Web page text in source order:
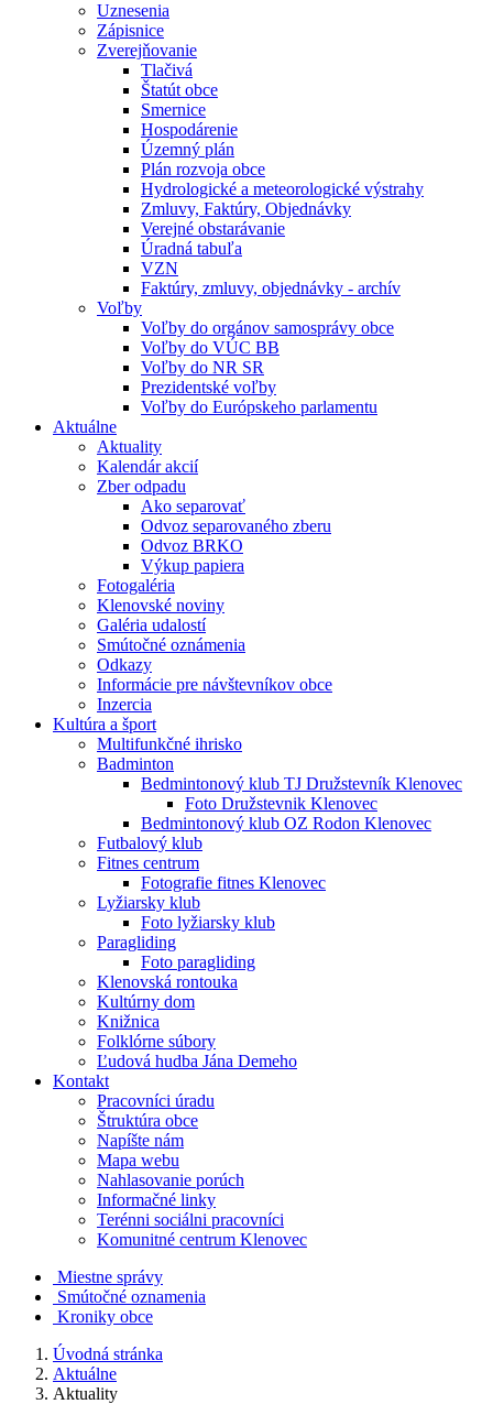
Uznesenia
Zápisnice
Zverejňovanie
Tlačivá
Štatút obce
Smernice
Hospodárenie
Územný plán
Plán rozvoja obce
Hydrologické a meteorologické výstrahy
Zmluvy, Faktúry, Objednávky
Verejné obstarávanie
Úradná tabuľa
VZN
Faktúry, zmluvy, objednávky - archív
Voľby
Voľby do orgánov samosprávy obce
Voľby do VÚC BB
Voľby do NR SR
Prezidentské voľby
Voľby do Európskeho parlamentu
Aktuálne
Aktuality
Kalendár akcií
Zber odpadu
Ako separovať
Odvoz separovaného zberu
Odvoz BRKO
Výkup papiera
Fotogaléria
Klenovské noviny
Galéria udalostí
Smútočné oznámenia
Odkazy
Informácie pre návštevníkov obce
Inzercia
Kultúra a šport
Multifunkčné ihrisko
Badminton
Bedmintonový klub TJ Družstevník Klenovec
Foto Družstevnik Klenovec
Bedmintonový klub OZ Rodon Klenovec
Futbalový klub
Fitnes centrum
Fotografie fitnes Klenovec
Lyžiarsky klub
Foto lyžiarsky klub
Paragliding
Foto paragliding
Klenovská rontouka
Kultúrny dom
Knižnica
Folklórne súbory
Ľudová hudba Jána Demeho
Kontakt
Pracovníci úradu
Štruktúra obce
Napíšte nám
Mapa webu
Nahlasovanie porúch
Informačné linky
Terénni sociálni pracovníci
Komunitné centrum Klenovec
Miestne správy
Smútočné oznamenia
Kroniky obce
Úvodná stránka
Aktuálne
Aktuality